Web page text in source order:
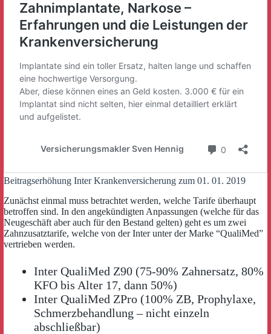
Beitragserhöhung Inter Krankenversicherung zum 01. 01. 2019
Zunächst einmal muss betrachtet werden, welche Tarife überhaupt
betroffen sind. In den angekündigten Anpassungen (welche für das
Neugeschäft aber auch für den Bestand gelten) geht es um zwei
Zahnzusatztarife, welche von der Inter unter der Marke “QualiMed”
vertrieben werden.
Inter QualiMed Z90 (75-90% Zahnersatz, 80%
KFO bis Alter 17, dann 50%)
Inter QualiMed ZPro (100% ZB, Prophylaxe,
Schmerzbehandlung – nicht einzeln
abschließbar)